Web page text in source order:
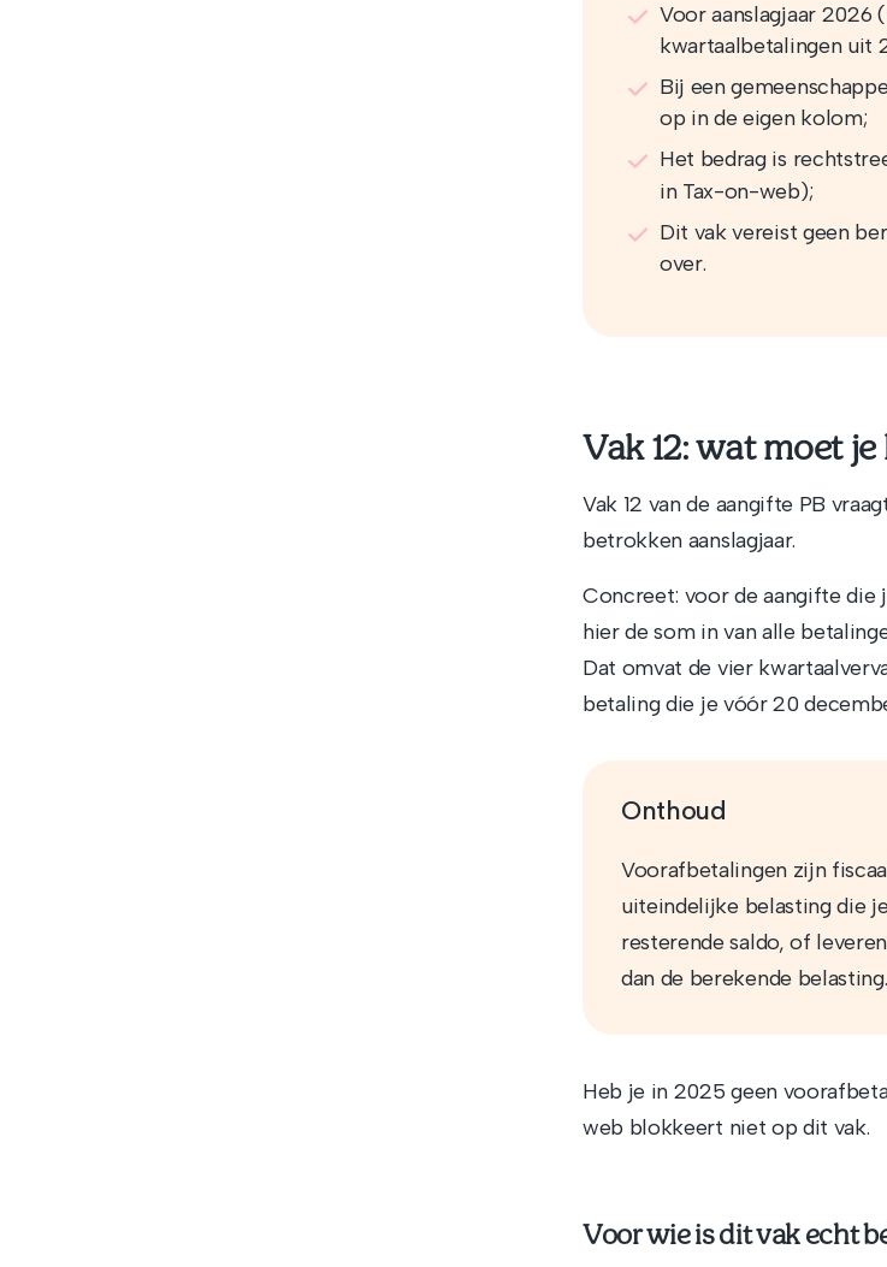
Voor aanslagjaar 2026
kwartaalbetalingen uit
Bij een
op in de eigen kolom;
Het bedrag is
in Tax-on-web);
Dit vak vereist geen
over.
Vak 12: wat moet
Vak 12 van de aangifte PB
betrokken aanslagjaar.
Concreet: voor de aangifte die
hier de som in van alle
Dat omvat de vier
betaling die je vóór 20
Onthoud
Voorafbetalingen zijn
uiteindelijke belasting die
resterende saldo, of
dan de berekende belasting.
Heb je in 2025 geen
web blokkeert niet op dit vak.
Voor wie is dit vak echt